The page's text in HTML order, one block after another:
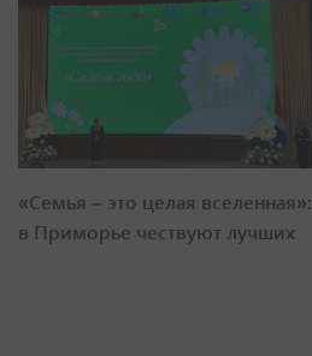
«Семья – это целая вселенная»:
в Приморье чествуют лучших